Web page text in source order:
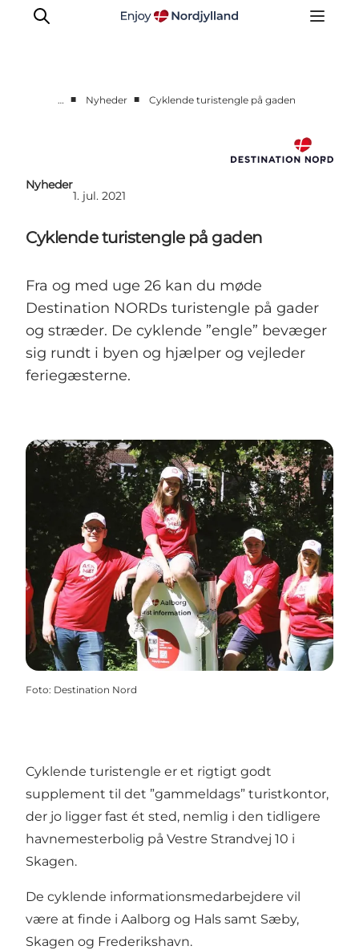
Presse
Partnerskab
Bæredygtighed
Om os
… ■ Nyheder ■ Cyklende turistengle på gaden
Nyheder
1. jul. 2021
Cyklende turistengle på gaden
Fra og med uge 26 kan du møde
Destination NORDs turistengle på gader
og stræder. De cyklende ”engle” bevæger
sig rundt i byen og hjælper og vejleder
feriegæsterne.
Foto: Destination Nord
Cyklende turistengle er et rigtigt godt
supplement til det ”gammeldags” turistkontor,
der jo ligger fast ét sted, nemlig i den tidligere
havnemesterbolig på Vestre Strandvej 10 i
Skagen.
De cyklende informationsmedarbejdere vil
være at finde i Aalborg og Hals samt Sæby,
Skagen og Frederikshavn.